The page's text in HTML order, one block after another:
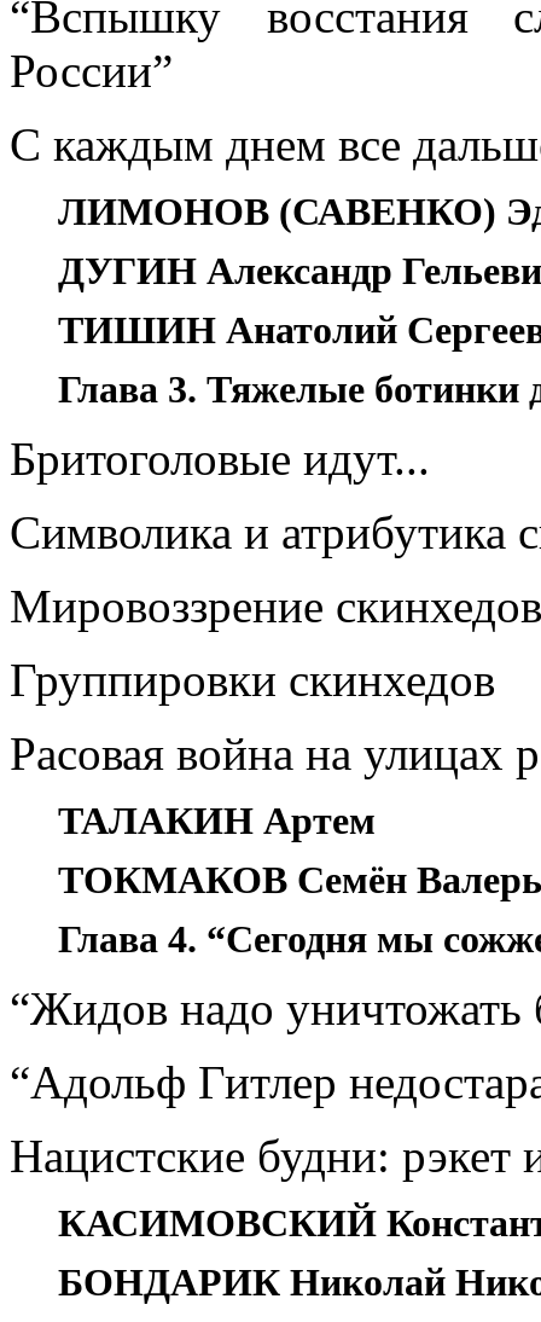
“Вспышку восстания
России”
С каждым днем все
ЛИМОНОВ (САВЕНКО)
ДУГИН Александр
ТИШИН Анатолий
Глава 3. Тяжелые ботинки
Бритоголовые идут...
Символика и атрибутика
Мировоззрение скинхедов
Группировки скинхедов
Расовая война на улицах
ТАЛАКИН Артем
ТОКМАКОВ Семён
Глава 4. “Сегодня мы
“Жидов надо уничтожать
“Адольф Гитлер
Нацистские будни: рэкет
КАСИМОВСКИЙ
БОНДАРИК Николай